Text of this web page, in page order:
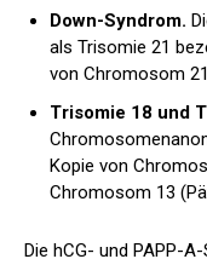
Down-Syndrom.
als Trisomie 21
von Chromosom
Trisomie 18 und
Kopie von
Chromosom 13
Die hCG- und PAPP-